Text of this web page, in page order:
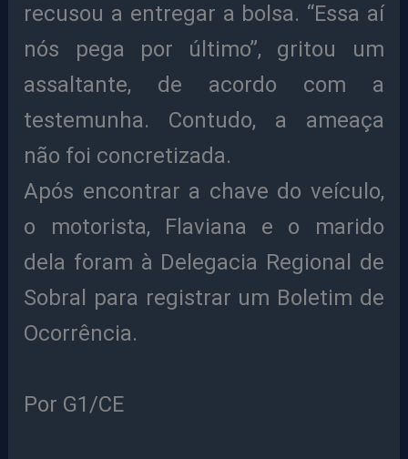
recusou a entregar a bolsa. “Essa aí
nós pega por último”, gritou um
assaltante, de acordo com a
testemunha. Contudo, a ameaça
não foi concretizada.
Após encontrar a chave do veículo,
o motorista, Flaviana e o marido
dela foram à Delegacia Regional de
Sobral para registrar um Boletim de
Ocorrência.
Por G1/CE